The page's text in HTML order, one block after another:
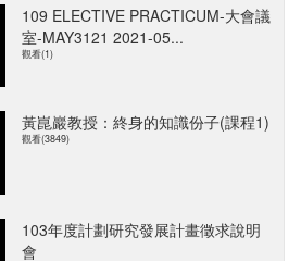
109 ELECTIVE PRACTICUM-大會議
室-MAY3121 2021-05...
觀看(1)
黃崑巖教授：終身的知識份子(課程1)
觀看(3849)
103年度計劃研究發展計畫徵求說明
會